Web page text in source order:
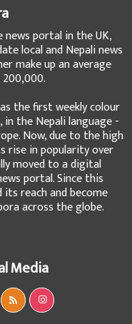
news portal in the UK,
local and Nepali news
make up an average
the first weekly colour
the Nepali language -
Now, due to the high
rise in popularity over
moved to a digital
portal. Since this
reach and become
across the globe.
Media